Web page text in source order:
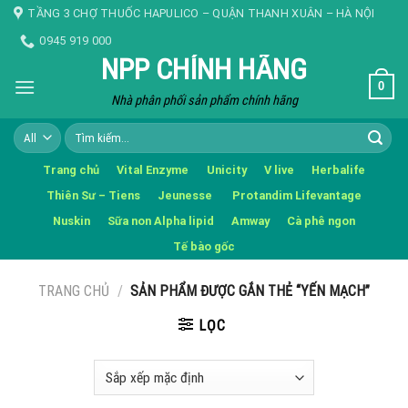
Skip TẦNG 3 CHỢ THUỐC HAPULICO – QUẬN THANH XUÂN – HÀ NỘI
0945 919 000
NPP CHÍNH HÃNG
Nhà phân phối sản phẩm chính hãng
0
Tìm
kiếm:
Trang chủ Vital Enzyme Unicity V live
Herbalife
Thiên Sư – Tiens
Jeunesse
Protandim Lifevantage
Nuskin
Sữa non Alpha lipid Amway
Cà phê ngon
Tế bào gốc
TRANG CHỦ / SẢN PHẨM ĐƯỢC GẮN THẺ “YẾN MẠCH”
LỌC